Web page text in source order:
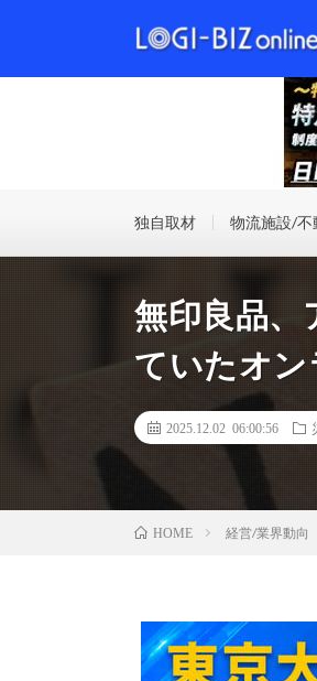
独自取材 物流施設/不
無印良品、
ていたオ
2025.12.02 06:00:56
HOME 経営/業界動向